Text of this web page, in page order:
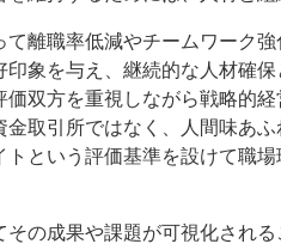
離職率低減やチームワーク
象を与え、継続的な人材確
双方を重視しながら戦略的
金取引所ではなく、人間味あ
という評価基準を設けて職
の成果や課題が可視化され